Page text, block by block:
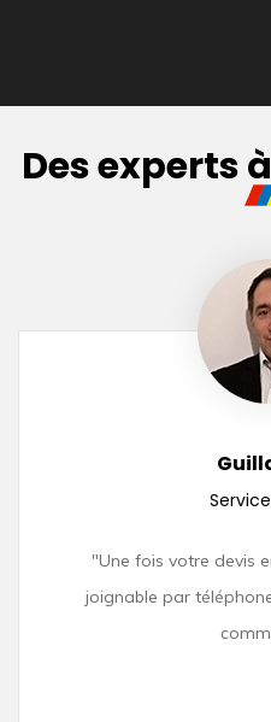
Des experts
"Une fois votre devis
joignable par